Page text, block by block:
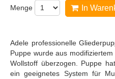
Menge In
Adele professionelle
Puppe wurde aus
Wollstoff überzogen. Puppe
ein geeignetes System für